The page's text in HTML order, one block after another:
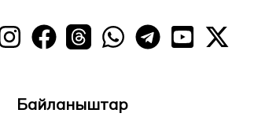
Байланыштар